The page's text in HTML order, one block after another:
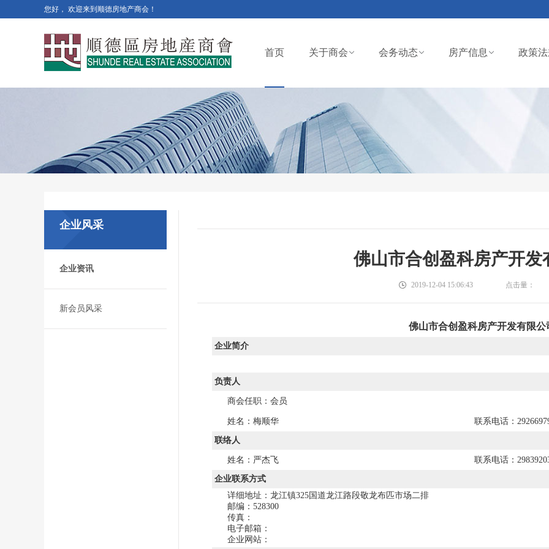
您好， 欢迎来到顺德房地产商会！
首页 关于商会 会务动态 房产信息 政策
企业风采
企业资讯
新会员风采
佛山市合创盈科房产开发
2019-12-04 15:06:43 点击量：
佛山市合创盈科房产开发有限公
企业简介
负责人
商会任职：会员
姓名：梅顺华 联系电话：
联络人
姓名：严杰飞 联系电话：
企业联系方式
详细地址：龙江镇325国道龙江路段敬龙布匹市场二排
邮编：528300
传真：
电子邮箱：
企业网站：